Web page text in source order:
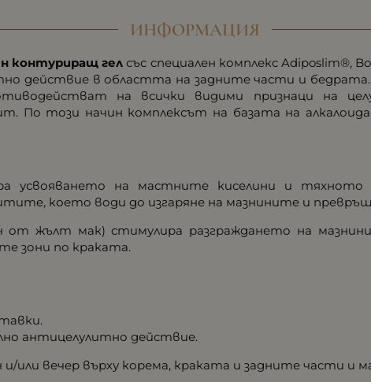
ИНФОРМАЦИЯ
контуриращ гел със специален комплекс Adiposlim®,
действие в областта на задните части и бедрата.
на всички видими признаци на
По този начин комплексът на базата на
усвояването на мастните киселини и
което води до изгаряне на мазнините и
от жълт мак) стимулира разграждането на
зони по краката.
антицелулитно действие.
или вечер върху корема, краката и задните части и